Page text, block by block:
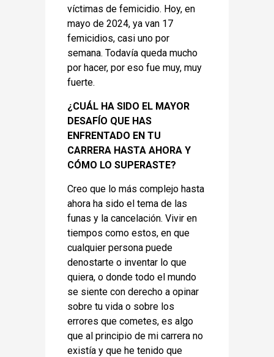
víctimas de femicidio. Hoy, en
mayo de 2024, ya van 17
femicidios, casi uno por
semana. Todavía queda mucho
por hacer, por eso fue muy, muy
fuerte.
¿CUÁL HA SIDO EL MAYOR
DESAFÍO QUE HAS
ENFRENTADO EN TU
CARRERA HASTA AHORA Y
CÓMO LO SUPERASTE?
Creo que lo más complejo hasta
ahora ha sido el tema de las
funas y la cancelación. Vivir en
tiempos como estos, en que
cualquier persona puede
denostarte o inventar lo que
quiera, o donde todo el mundo
se siente con derecho a opinar
sobre tu vida o sobre los
errores que cometes, es algo
que al principio de mi carrera no
existía y que he tenido que